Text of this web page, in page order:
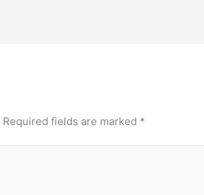
Required fields are marked *